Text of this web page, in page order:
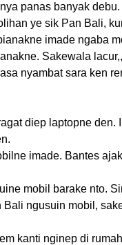
panas banyak
ye sik Pan Bali,
imade ngaba
Sakewala
nyambat sara ken
diep laptopne den.
imade. Bantes
mobil barake nto.
ngusuin mobil,
kanti nginep di